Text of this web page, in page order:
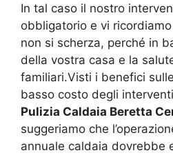
In tal caso il nostro
obbligatorio e vi
non si scherza, perché in
della vostra casa e la
familiari.Visti i benefici
basso costo degli
Pulizia Caldaia Beretta
suggeriamo che
annuale caldaia dovrebbe